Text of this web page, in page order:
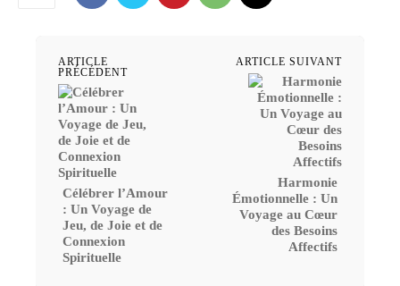
ARTICLE
PRÉCÉDENT
Célébrer l’Amour
: Un Voyage de
Jeu, de Joie et de
Connexion
Spirituelle
ARTICLE SUIVANT
Harmonie
Émotionnelle : Un
Voyage au Cœur
des Besoins
Affectifs